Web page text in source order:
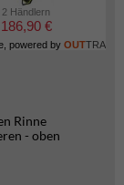
2 Händlern
186,90 €
powered by OUTTRA
Rinne
- oben